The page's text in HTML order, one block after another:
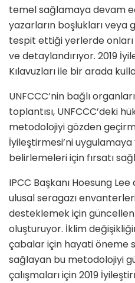
temel sağlamaya devam
yazarların boşlukları veya
tespit ettiği yerlerde
ve detaylandırıyor. 2019
Kılavuzları ile bir arada
UNFCCC’nin bağlı
toplantısı, UNFCCC’deki
metodolojiyi gözden
İyileştirmesi’ni
belirlemeleri için fırsatı
IPCC Başkanı Hoesung
ulusal seragazı
desteklemek için
oluşturuyor. İklim
çabalar için hayati öneme
sağlayan bu metodolojiyi
çalışmaları için 2019